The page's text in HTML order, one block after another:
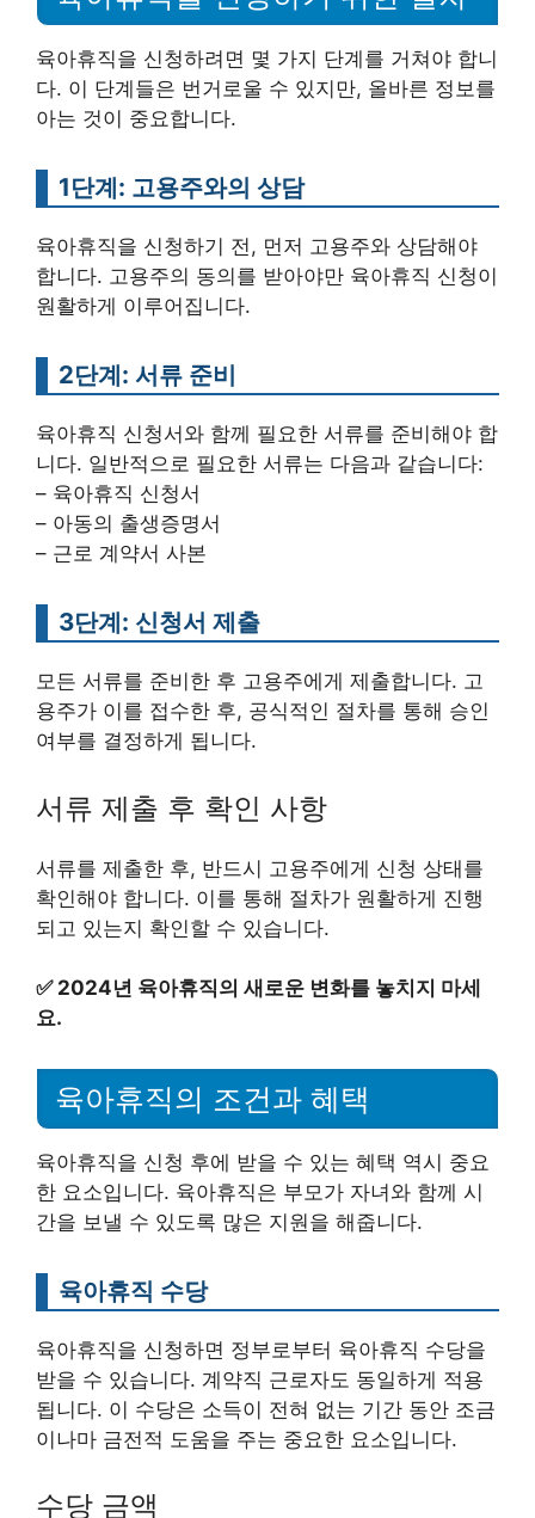
육아휴직을 신청하려면 몇 가지 단계를 거쳐야 합니
다. 이 단계들은 번거로울 수 있지만, 올바른 정보를
아는 것이 중요합니다.
1단계: 고용주와의 상담
육아휴직을 신청하기 전, 먼저 고용주와 상담해야
합니다. 고용주의 동의를 받아야만 육아휴직 신청이
원활하게 이루어집니다.
2단계: 서류 준비
육아휴직 신청서와 함께 필요한 서류를 준비해야 합
니다. 일반적으로 필요한 서류는 다음과 같습니다:
– 육아휴직 신청서
– 아동의 출생증명서
– 근로 계약서 사본
3단계: 신청서 제출
모든 서류를 준비한 후 고용주에게 제출합니다. 고
용주가 이를 접수한 후, 공식적인 절차를 통해 승인
여부를 결정하게 됩니다.
서류 제출 후 확인 사항
서류를 제출한 후, 반드시 고용주에게 신청 상태를
확인해야 합니다. 이를 통해 절차가 원활하게 진행
되고 있는지 확인할 수 있습니다.
✅ 2024년 육아휴직의 새로운 변화를 놓치지 마세
요.
육아휴직의 조건과 혜택
육아휴직을 신청 후에 받을 수 있는 혜택 역시 중요
한 요소입니다. 육아휴직은 부모가 자녀와 함께 시
간을 보낼 수 있도록 많은 지원을 해줍니다.
육아휴직 수당
육아휴직을 신청하면 정부로부터 육아휴직 수당을
받을 수 있습니다. 계약직 근로자도 동일하게 적용
됩니다. 이 수당은 소득이 전혀 없는 기간 동안 조금
이나마 금전적 도움을 주는 중요한 요소입니다.
수당 금액